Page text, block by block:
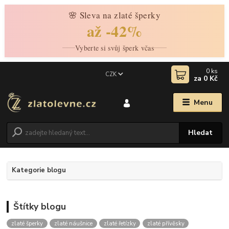
🌸 Sleva na zlaté šperky
až -42%
Vyberte si svůj šperk včas
Menu
CZK
Hledat
0 ks
za 0 Kč
Kategorie blogu
Štítky blogu
zlaté šperky zlaté náušnice zlaté řetízky
zlaté přívěsky